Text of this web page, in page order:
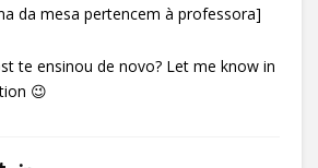
da mesa pertencem à professora]
te ensinou de novo? Let me know in
😉